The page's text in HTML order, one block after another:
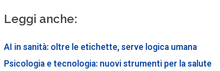
Leggi anche:
AI in sanità: oltre le etichette, serve logica umana
Psicologia e tecnologia: nuovi strumenti per la salute